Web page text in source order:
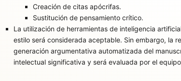
Creación de citas apócrifas.
Sustitución de pensamiento crítico.
La utilización de herramientas de inteligencia
estilo será considerada aceptable. Sin embargo, la
generación argumentativa automatizada del
intelectual significativa y será evaluada por el